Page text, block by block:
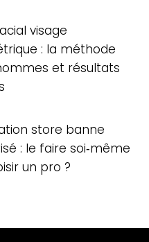
visage
: la méthode
et résultats
store banne
: le faire soi‑même
un pro ?